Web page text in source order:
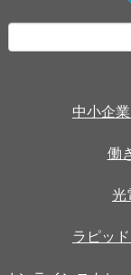
索:
中小企
働
光
ラピッ